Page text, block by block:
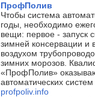
ПрофПолив
Чтобы система
годы, необходимо
вещи: первое - запуск
зимней консервации и
воздухом
зимних морозов.
«ПрофПолив»
автоматических систем
profpoliv.info